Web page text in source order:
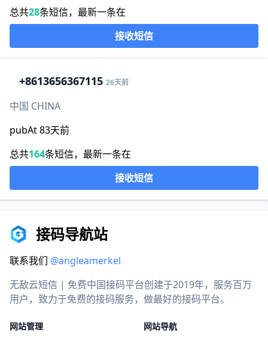
总共28条短信，最新一条在
接收短信
+8613656367115 26天前
中国 CHINA
pubAt 83天前
总共164条短信，最新一条在
接收短信
接码导航站
联系我们 @angleamerkel
无敌云短信 | 免费中国接码平台创建于2019年，服务百万
用户，致力于免费的接码服务，做最好的接码平台。
网站管理 网站导航